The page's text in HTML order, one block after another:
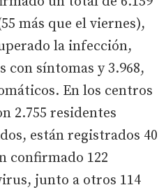
más que el viernes),
la infección,
con síntomas y 3.968,
En los centros
2.755 residentes
están registrados 40
confirmado 122
junto a otros 114